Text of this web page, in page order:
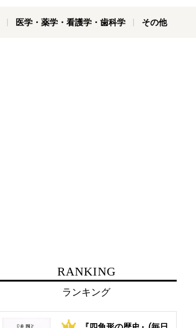
医学・薬学・看護学・歯科学 その他
RANKING
ランキング
1